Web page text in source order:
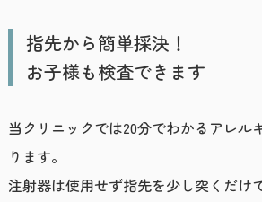
指先から簡単採決！
お子様も検査できます
当クリニックでは20分でわかるアレル
ります。
注射器は使用せず指先を少し突くだけ